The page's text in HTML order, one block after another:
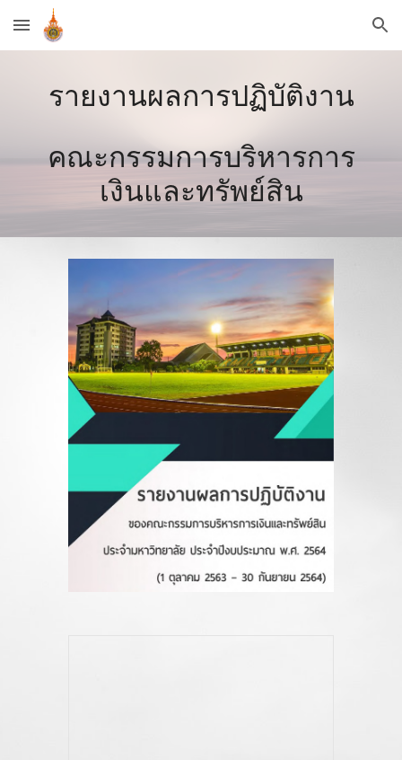
Skip to main content Skip to navigation
รายงานผลการปฏิบัติงาน
คณะกรรมการบริหารการ
เงินและทรัพย์สิน